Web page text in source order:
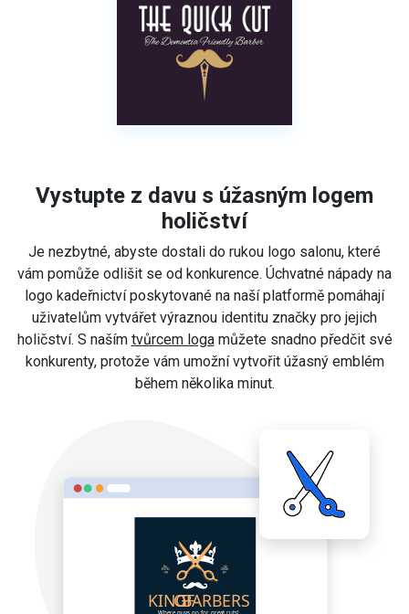
Vystupte z davu s úžasným logem
holičství
Je nezbytné, abyste dostali do rukou logo salonu, které
vám pomůže odlišit se od konkurence. Úchvatné nápady na
logo kadeřnictví poskytované na naší platformě pomáhají
uživatelům vytvářet výraznou identitu značky pro jejich
holičství. S naším tvůrcem logamůžete snadno předčit své
konkurenty, protože vám umožní vytvořit úžasný emblém
během několika minut.